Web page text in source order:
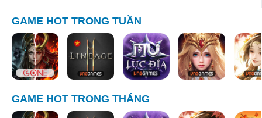
GAME HOT TRONG TUẦN
GAME HOT TRONG THÁNG